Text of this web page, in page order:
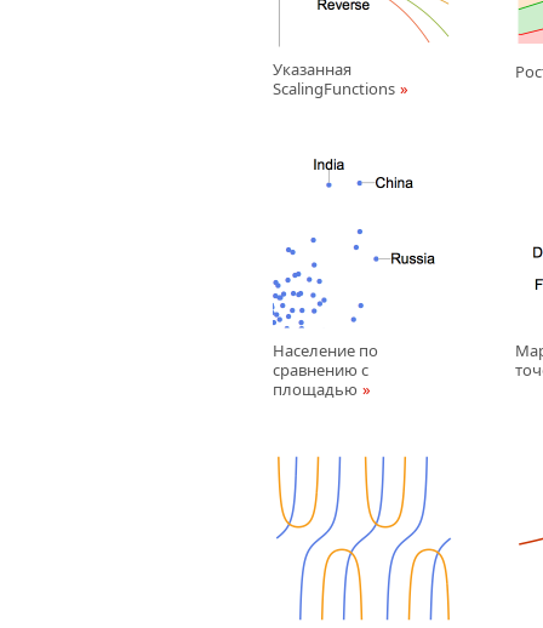
Указанная
ScalingFunctions
Население по
сравнению с
площадью